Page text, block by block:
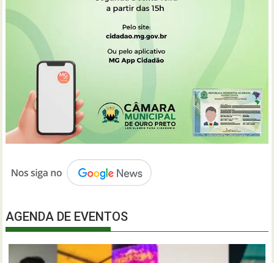
AGENDA DE EVENTOS